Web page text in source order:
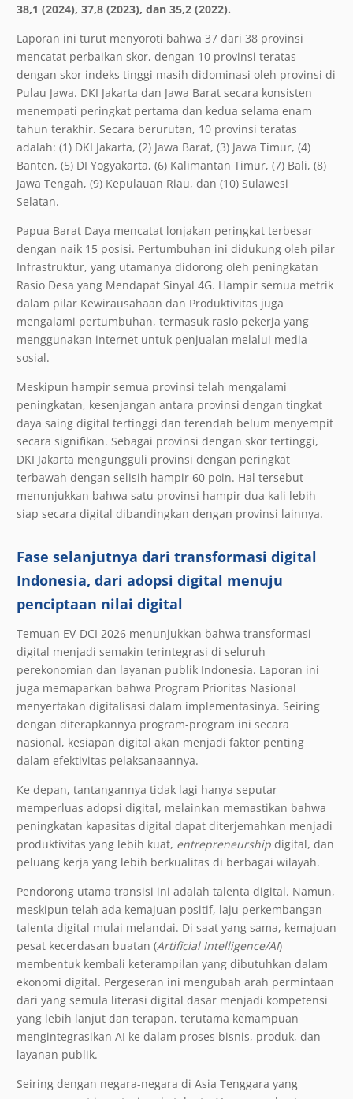
38,1 (2024), 37,8 (2023), dan 35,2 (2022).
Laporan ini turut menyoroti bahwa 37 dari 38 provinsi
mencatat perbaikan skor, dengan 10 provinsi teratas
dengan skor indeks tinggi masih didominasi oleh provinsi di
Pulau Jawa. DKI Jakarta dan Jawa Barat secara konsisten
menempati peringkat pertama dan kedua selama enam
tahun terakhir. Secara berurutan, 10 provinsi teratas
adalah: (1) DKI Jakarta, (2) Jawa Barat, (3) Jawa Timur, (4)
Banten, (5) DI Yogyakarta, (6) Kalimantan Timur, (7) Bali, (8)
Jawa Tengah, (9) Kepulauan Riau, dan (10) Sulawesi
Selatan.
Papua Barat Daya mencatat lonjakan peringkat terbesar
dengan naik 15 posisi. Pertumbuhan ini didukung oleh pilar
Infrastruktur, yang utamanya didorong oleh peningkatan
Rasio Desa yang Mendapat Sinyal 4G. Hampir semua metrik
dalam pilar Kewirausahaan dan Produktivitas juga
mengalami pertumbuhan, termasuk rasio pekerja yang
menggunakan internet untuk penjualan melalui media
sosial.
Meskipun hampir semua provinsi telah mengalami
peningkatan, kesenjangan antara provinsi dengan tingkat
daya saing digital tertinggi dan terendah belum menyempit
secara signifikan. Sebagai provinsi dengan skor tertinggi,
DKI Jakarta mengungguli provinsi dengan peringkat
terbawah dengan selisih hampir 60 poin. Hal tersebut
menunjukkan bahwa satu provinsi hampir dua kali lebih
siap secara digital dibandingkan dengan provinsi lainnya.
Fase selanjutnya dari transformasi digital
Indonesia, dari adopsi digital menuju
penciptaan nilai digital
Temuan EV-DCI 2026 menunjukkan bahwa transformasi
digital menjadi semakin terintegrasi di seluruh
perekonomian dan layanan publik Indonesia. Laporan ini
juga memaparkan bahwa Program Prioritas Nasional
menyertakan digitalisasi dalam implementasinya. Seiring
dengan diterapkannya program-program ini secara
nasional, kesiapan digital akan menjadi faktor penting
dalam efektivitas pelaksanaannya.
Ke depan, tantangannya tidak lagi hanya seputar
memperluas adopsi digital, melainkan memastikan bahwa
peningkatan kapasitas digital dapat diterjemahkan menjadi
produktivitas yang lebih kuat, entrepreneurship digital, dan
peluang kerja yang lebih berkualitas di berbagai wilayah.
Pendorong utama transisi ini adalah talenta digital. Namun,
meskipun telah ada kemajuan positif, laju perkembangan
talenta digital mulai melandai. Di saat yang sama, kemajuan
pesat kecerdasan buatan (Artificial Intelligence/AI)
membentuk kembali keterampilan yang dibutuhkan dalam
ekonomi digital. Pergeseran ini mengubah arah permintaan
dari yang semula literasi digital dasar menjadi kompetensi
yang lebih lanjut dan terapan, terutama kemampuan
mengintegrasikan AI ke dalam proses bisnis, produk, dan
layanan publik.
Seiring dengan negara-negara di Asia Tenggara yang